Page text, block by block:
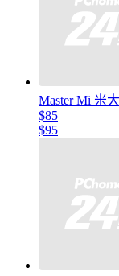
Master Mi 米
$85
$95